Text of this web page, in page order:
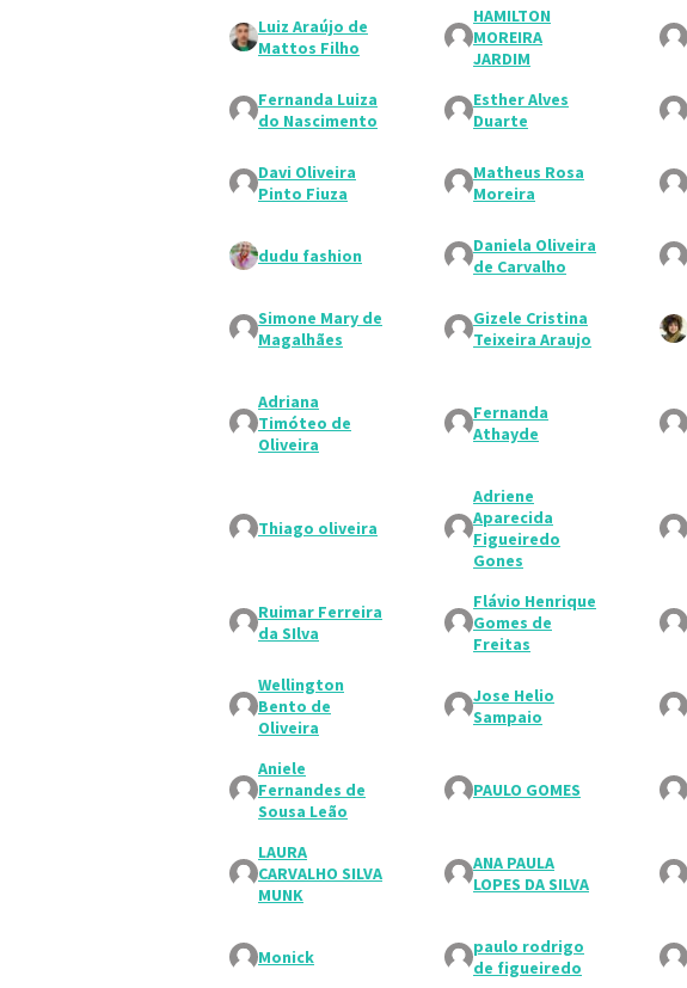
Luiz Araújo de
Mattos Filho
HAMILTON
MOREIRA
JARDIM
Fernanda Luiza
do Nascimento
Esther Alves
Duarte
Davi Oliveira
Pinto Fiuza
Matheus Rosa
Moreira
dudu fashion
Daniela Oliveira
de Carvalho
Simone Mary de
Magalhães
Gizele Cristina
Teixeira Araujo
Adriana
Timóteo de
Oliveira
Fernanda
Athayde
Thiago oliveira
Adriene
Aparecida
Figueiredo
Gones
Ruimar Ferreira
da SIlva
Flávio Henrique
Gomes de
Freitas
Wellington
Bento de
Oliveira
Jose Helio
Sampaio
Aniele
Fernandes de
Sousa Leão
PAULO GOMES
LAURA
CARVALHO SILVA
MUNK
ANA PAULA
LOPES DA SILVA
Monick
paulo rodrigo
de figueiredo